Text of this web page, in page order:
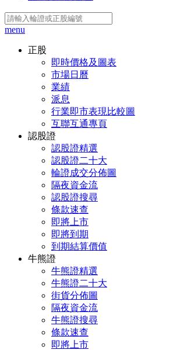
menu
正股
即時價格及圖表
市場日曆
業績
派息
行業即市表現比較圖
互聯互通專頁
認股證
認股證精選
認股證二十大
輪證成交分佈圖
隔夜資金流
認股證搜尋
條款速查
即將上市
即將到期
到期結算價值
牛熊證
牛熊證精選
牛熊證二十大
街貨分佈圖
隔夜資金流
牛熊證搜尋
條款速查
即將上市